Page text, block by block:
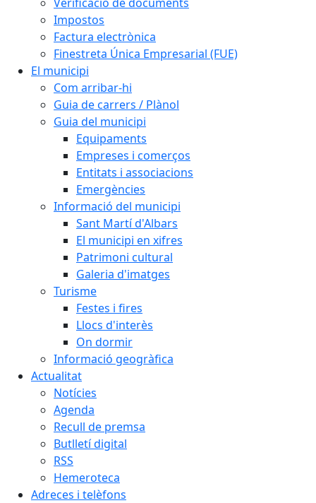
Impostos
Factura electrònica
Finestreta Única Empresarial (FUE)
El municipi
Com arribar-hi
Guia de carrers / Plànol
Guia del municipi
Equipaments
Empreses i comerços
Entitats i associacions
Emergències
Informació del municipi
Sant Martí d'Albars
El municipi en xifres
Patrimoni cultural
Galeria d'imatges
Turisme
Festes i fires
Llocs d'interès
On dormir
Informació geogràfica
Actualitat
Notícies
Agenda
Recull de premsa
Butlletí digital
RSS
Hemeroteca
Adreces i telèfons